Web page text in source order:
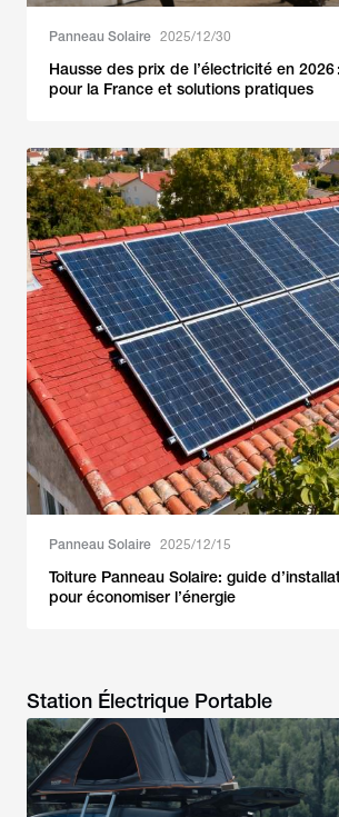
Panneau Solaire 2025/12/30
Hausse des prix de l’électricité en 2026
pour la France et solutions pratiques
Panneau Solaire 2025/12/15
Toiture Panneau Solaire: guide
pour économiser l’énergie
Station Électrique Portable